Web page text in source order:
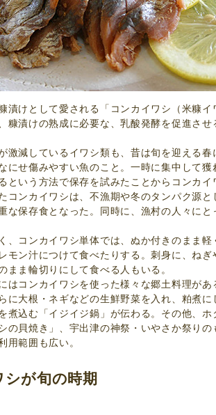
漬けとして愛される「コンカイワシ（米糠
糠漬けの熟成に必要な、乳酸発酵を促進さ
激減しているイワシ類も、昔は旬を迎える
にせ傷みやすい魚のこと。一時に集中して
という方法で保存を試みたことからコンカ
コンカイワシは、不漁期や冬のタンパク源
な保存食となった。同時に、漁村の人々に
、コンカイワシ単体では、ぬか付きのまま
モン汁につけて食べたりする。刺身に、ね
まま輪切りにして食べる人もいる。
はコンカイワシを使った様々な郷土料理が
に大根・ネギなどの生鮮野菜を入れ、粕煮
煮込む「イジイジ鍋」が伝わる。その他、
の貝焼き」、宇出津の神祭・いやさか祭り
用範囲も広い。
が旬の時期